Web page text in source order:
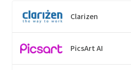
Clarizen
PicsArt AI